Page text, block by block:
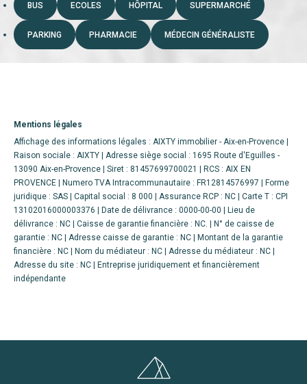
BUS ECOLES HÔPITAL SUPERMARCHÉ
PARKING PHARMACIE MÉDECIN GÉNÉRALISTE
Mentions légales
Affichage des informations légales : AIXTY immobilier - Aix-en-Provence |
Raison sociale : AIXTY | Adresse siège social : 1695 Route d'Eguilles -
13090 Aix-en-Provence | Siret : 81457699700021 | RCS : AIX EN
PROVENCE | Numero TVA Intracommunautaire : FR12814576997 | Forme
juridique : SAS | Capital social : 8 000 | Assurance RCP : NC | Carte T : CPI
13102016000003376 | Date de délivrance : 0000-00-00 | Lieu de
délivrance : NC | Caisse de garantie financière : NC. | N° de caisse de
garantie : NC | Adresse caisse de garantie : NC | Montant de la garantie
financière : NC | Nom du médiateur : NC | Adresse du médiateur : NC |
Adresse du site : NC |
Entreprise juridiquement et financièrement
indépendante